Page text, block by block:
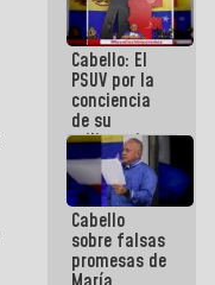
Machado:
¡Créanle!
Cabello: El
PSUV por la
conciencia
de su
militancia
es la
organización
política más
sólida de
Venezuela
Cabello
sobre falsas
promesas de